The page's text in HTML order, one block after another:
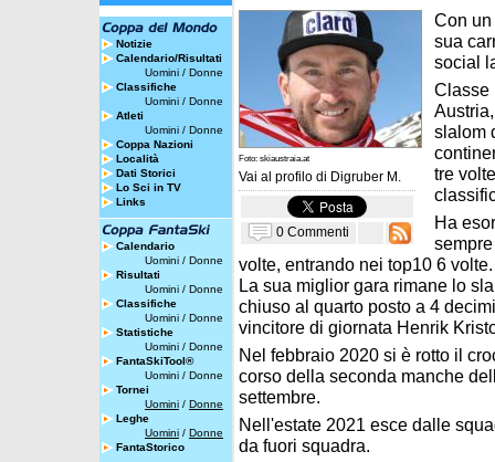
Notizie
Calendario/Risultati
Uomini / Donne
Classifiche
Uomini / Donne
Atleti
Uomini / Donne
Coppa Nazioni
Località
Dati Storici
Lo Sci in TV
Links
Calendario
Uomini / Donne
Risultati
Uomini / Donne
Classifiche
Uomini / Donne
Statistiche
Uomini / Donne
FantaSkiTool®
Uomini / Donne
Tornei
Uomini / Donne
Leghe
Uomini / Donne
FantaStorico
Foto: skiaustraia.at
Vai al profilo di Digruber M.
0 Commenti
Con
sua
social
Classe
slalom
tre
Ha
volte, entrando nei top10 6 volte.
La sua miglior gara rimane lo
chiuso al quarto posto a 4
vincitore di giornata Henrik
Nel febbraio 2020 si è rotto il
corso della seconda manche
settembre.
Nell'estate 2021 esce dalle
da fuori squadra.